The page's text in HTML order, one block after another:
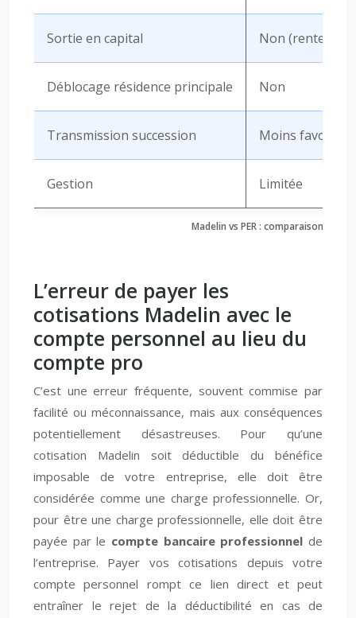
Madelin vs PER : comparaison des
Sortie en capital Non (rente
Déblocage résidence principale Non
Transmission succession Moins favorable
Gestion Limitée
L’erreur de payer les
cotisations Madelin avec le
compte personnel au lieu du
compte pro
C’est une erreur fréquente, souvent commise par
facilité ou méconnaissance, mais aux conséquences
potentiellement désastreuses. Pour qu’une
cotisation Madelin soit déductible du bénéfice
imposable de votre entreprise, elle doit être
considérée comme une charge professionnelle. Or,
pour être une charge professionnelle, elle doit être
payée par le compte bancaire professionnel de
l’entreprise. Payer vos cotisations depuis votre
compte personnel rompt ce lien direct et peut
entraîner le rejet de la déductibilité en cas de